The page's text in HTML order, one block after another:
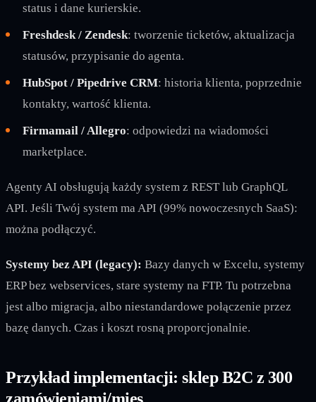
status i dane kurierskie.
Freshdesk / Zendesk: tworzenie ticketów, aktualizacja
statusów, przypisanie do agenta.
HubSpot / Pipedrive CRM: historia klienta, poprzednie
kontakty, wartość klienta.
Firmamail / Allegro: odpowiedzi na wiadomości
marketplace.
Agenty AI obsługują każdy system z REST lub GraphQL
API. Jeśli Twój system ma API (99% nowoczesnych SaaS):
można podłączyć.
Systemy bez API (legacy): Bazy danych w Excelu, systemy
ERP bez webservices, stare systemy na FTP. Tu potrzebna
jest albo migracja, albo niestandardowe połączenie przez
bazę danych. Czas i koszt rosną proporcjonalnie.
Przykład implementacji: sklep B2C z 300